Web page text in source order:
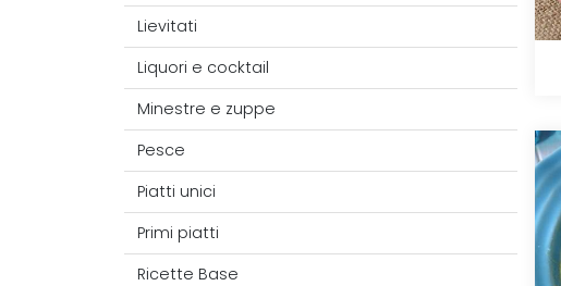
Lievitati
Liquori e cocktail
Minestre e zuppe
Pesce
Piatti unici
Primi piatti
Ricette Base